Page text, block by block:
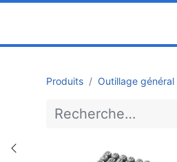
Produits Outillage général